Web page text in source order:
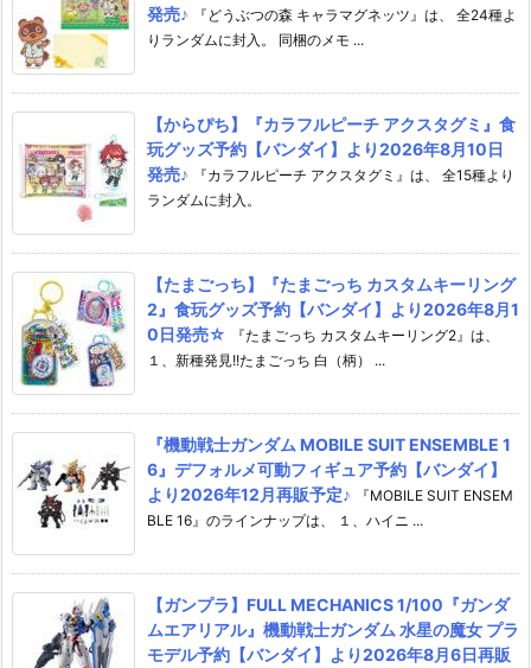
発売♪
『どうぶつの森 キャラマグネッツ』は、 全24種よ
りランダムに封入。 同梱のメモ ...
【からぴち】『カラフルピーチ アクスタグミ』食
玩グッズ予約【バンダイ】より2026年8月10日
発売♪
『カラフルピーチ アクスタグミ』は、 全15種より
ランダムに封入。
【たまごっち】『たまごっち カスタムキーリング
2』食玩グッズ予約【バンダイ】より2026年8月1
0日発売☆
『たまごっち カスタムキーリング2』は、
１、新種発見!!たまごっち 白（柄） ...
『機動戦士ガンダム MOBILE SUIT ENSEMBLE 1
6』デフォルメ可動フィギュア予約【バンダイ】
より2026年12月再販予定♪
『MOBILE SUIT ENSEM
BLE 16』のラインナップは、 １、ハイニ ...
【ガンプラ】FULL MECHANICS 1/100『ガンダ
ムエアリアル』機動戦士ガンダム 水星の魔女 プラ
モデル予約【バンダイ】より2026年8月6日再販